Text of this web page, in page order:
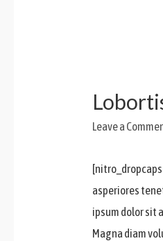
Leave a
asperiores
ipsum dolor sit
Magna diam